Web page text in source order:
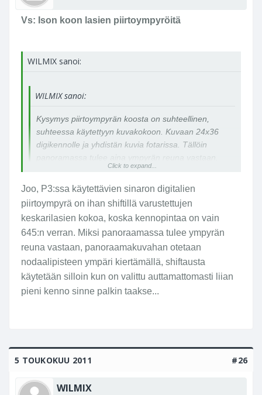
Vs: Ison koon lasien piirtoympyröitä
WILMIX sanoi:
WILMIX sanoi:
Kysymys piirtoympyrän koosta on suhteellinen,
suhteessa käytettyyn kuvakokoon. Kuvaan 24x36
digikennolle ja yhdistän kuvia fotarissa. Tällöin
panoramassa tulee aina ympyrän reuna vastaan.
"Kuvakoko" on siis lähes piirtoympyrän levyinen.
Mitä suurempi piirtoympyrä, sitä laajempi
panorama. 150-millisissäni ympyrät vaihtelevat
välillä 190mm-254mm.
Digikuvausta varten esim. Sinarilla on P3-
järjestelmä, jossa on digikennon mitoituksella olevat
objektiivit. En tunne laitteita enempää, mutta
ominaisuudet ovat tykkänään erikokoiset kuin
filmikuvauksessa.
Näissä jutuissa kuvatut välineet ovat leimallisesti
otsikon alla juttu on, kun sisältö on ymmärrettävää.
Click to expand...
Click to expand...
Joo, P3:ssa käytettävien sinaron digitalien
piirtoympyrä on ihan shiftillä varustettujen
keskarilasien kokoa, koska kennopintaa on vain
645:n verran. Miksi panoraamassa tulee ympyrän
reuna vastaan, panoraamakuvahan otetaan
nodaalipisteen ympäri kiertämällä, shiftausta
käytetään silloin kun on valittu auttamattomasti liian
pieni kenno sinne palkin taakse...
5 TOUKOKUU 2011 #26
WILMIX